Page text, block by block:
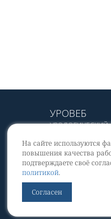
На сайте используются
повышения качества
подтверждаете своё
политикой.
Согласен
УРОВЕБ
УРОЛОГИЧЕСКИЙ
© 2002 - 2026
МЕДИАКИТ 2023